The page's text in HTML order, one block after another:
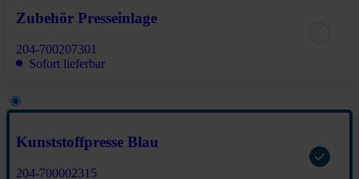
Zubehör Presseinlage
204-700207301
Sofort lieferbar
Kunststoffpresse Blau
204-700002315